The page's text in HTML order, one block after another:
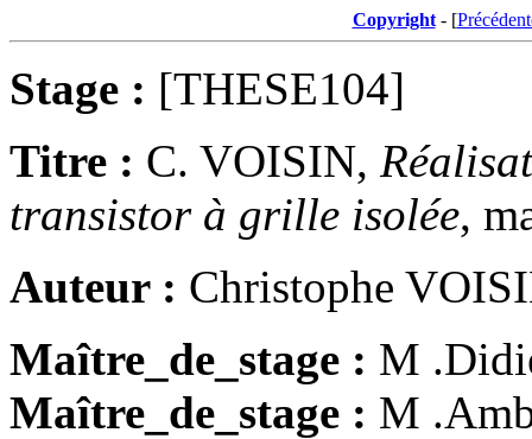
Copyright- [
Stage : [THESE104]
Titre : C. VOISIN,
transistor à grille isolée,
Auteur : Christophe
Maître_de_stage : M
Maître_de_stage : M